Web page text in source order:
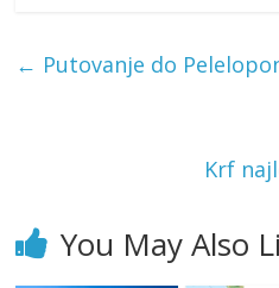
← Putovanje do
Krf
You May Also